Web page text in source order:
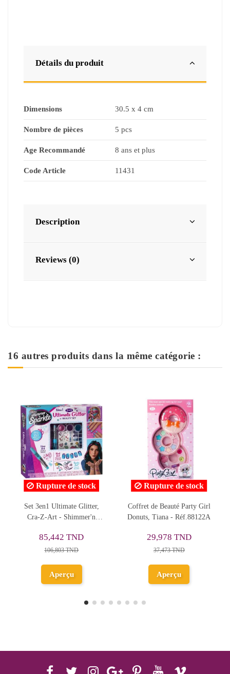
Détails du produit
Dimensions 30.5 x 4 cm
Nombre de pièces 5 pcs
Age Recommandé 8 ans et plus
Code Article 11431
Description
Reviews (0)
16 autres produits dans la même catégorie :
Rupture de stock
Coffret de Beauté Party Girl
Donuts, Tiana - Réf.88122A
29,978 TND
37,473 TND
Kit De Vernis À
avec Etui de
Réf.26126